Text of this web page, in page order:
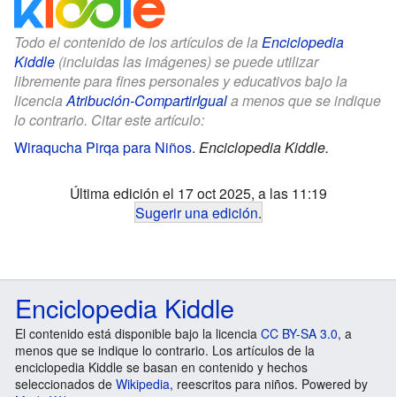
Todo el contenido de los artículos de la Enciclopedia
Kiddle (incluidas las imágenes) se puede utilizar
libremente para fines personales y educativos bajo la
licenciaAtribución-CompartirIguala menos que se indique
lo contrario. Citar este artículo:
Wiraqucha Pirqa para Niños. Enciclopedia Kiddle.
Última edición el 17 oct 2025, a las 11:19
Sugerir una edición.
Enciclopedia Kiddle
El contenido está disponible bajo la licencia CC BY-SA 3.0, a
menos que se indique lo contrario. Los artículos de la
enciclopedia Kiddle se basan en contenido y hechos
seleccionados de Wikipedia, reescritos para niños. Powered by